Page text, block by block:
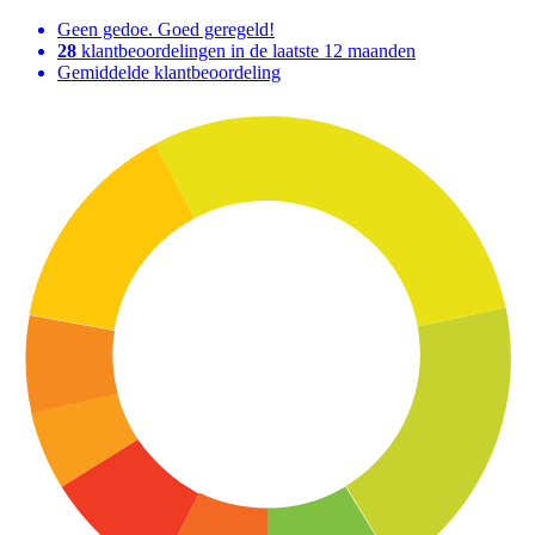
Geen gedoe. Goed geregeld!
28 klantbeoordelingen in de laatste 12 maanden
Gemiddelde klantbeoordeling